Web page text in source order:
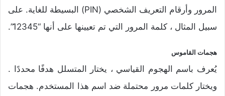
المرور وأرقام التعريف الشخصي (PIN) البسيطة للغاية. على
سبيل المثال ، كلمة المرور التي تم تعيينها على أنها “12345”.
هجمات القاموس
يُعرف باسم الهجوم القياسي ، يختار المتسلل هدفًا محددًا .
ويختار كلمات مرور محتملة ضد اسم هذا المستخدم. هجمات